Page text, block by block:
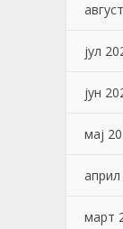
јул
јун
мај
март